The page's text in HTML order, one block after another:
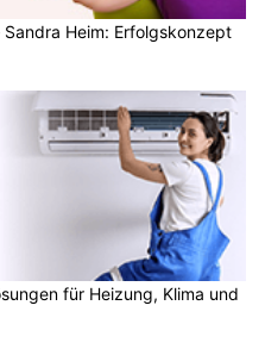
Heim: Erfolgskonzept
für Heizung, Klima und